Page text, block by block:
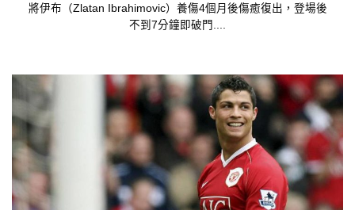
將伊布（Zlatan Ibrahimovic）養傷4個月後傷癒復出，登場後
不到7分鐘即破門....